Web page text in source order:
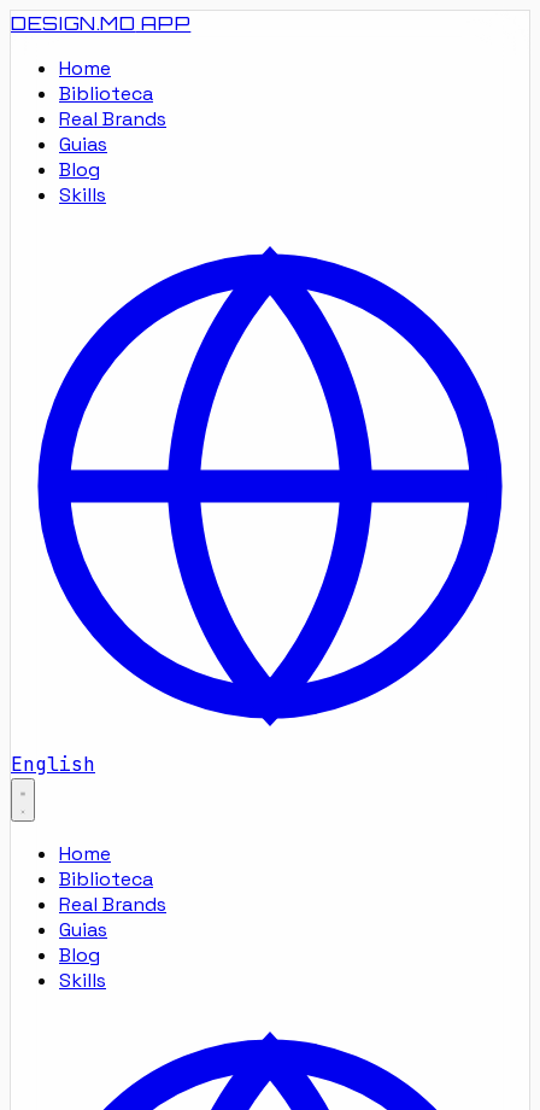
DESIGN.MD APP
Home
Biblioteca
Real Brands
Guias
Blog
Skills
English
Home
Biblioteca
Real Brands
Guias
Blog
Skills